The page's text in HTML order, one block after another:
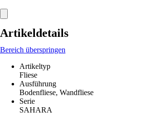
Artikeldetails
Bereich überspringen
Artikeltyp
Fliese
Ausführung
Bodenfliese, Wandfliese
Serie
SAHARA